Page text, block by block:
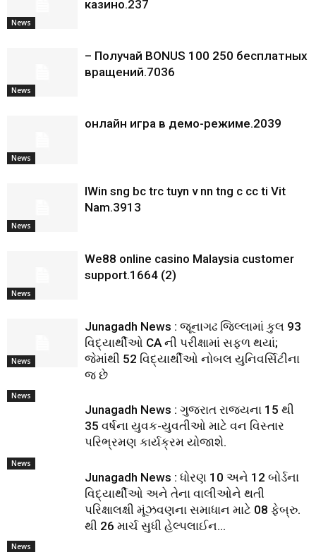
News
казино.237
News
– Получай BONUS 100 250 бесплатных
вращений.7036
News
онлайн игра в демо-режиме.2039
News
IWin sng bc trc tuyn v nn tng c cc ti Vit
Nam.3913
News
We88 online casino Malaysia customer
support.1664 (2)
News
Junagadh News : જૂનાગઢ જિલ્લામાં કુલ 93
વિદ્યાર્થીઓ CA ની પરીક્ષામાં સફળ થયાં;
જેમાંથી 52 વિદ્યાર્થીઓ નોબલ યુનિવર્સિટીના
જ છે
News
Junagadh News : ગુજરાત રાજ્યના 15 થી
35 વર્ષના યુવક-યુવતીઓ માટે વન વિસ્તાર
પરિભ્રમણ કાર્યક્રમ યોજાશે.
News
Junagadh News : ધોરણ 10 અને 12 બોર્ડના
વિદ્યાર્થીઓ અને તેના વાલીઓને થતી
પરિક્ષાલક્ષી મૂંઝવણના સમાધાન માટે 08 ફેબ્રુ.
થી 26 માર્ચ સુધી હેલ્પલાઈન...
News